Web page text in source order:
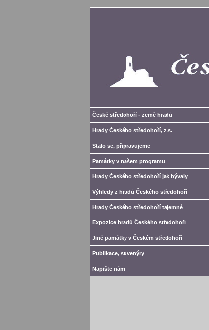
České středohoří - země hradů
Hrady Českého středohoří, z.s.
Stalo se, připravujeme
Památky v našem programu
Hrady Českého středohoří jak bývaly
Výhledy z hradů Českého středohoří
Hrady Českého středohoří tajemné
Expozice hradů Českého středohoří
Jiné památky v Českém středohoří
Publikace, suvenýry
Napište nám